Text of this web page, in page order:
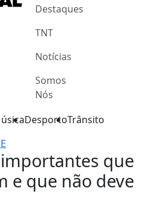
Destaques
TNT
Notícias
Somos
Nós
DesportoTrânsito
que
e que não deve